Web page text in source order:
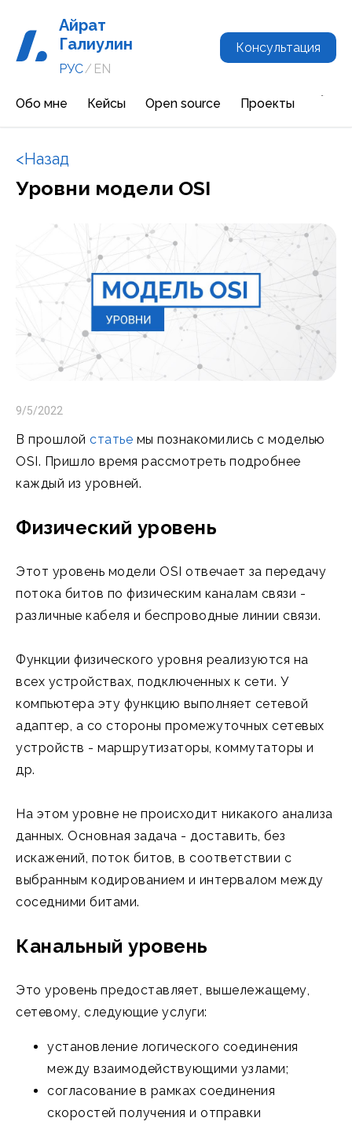
Айрат
Галиулин
РУС/ EN
Консультация
Обо мне Кейсы Open source Проекты
<Назад
Уровни модели OSI
9/5/2022
В прошлой статье мы познакомились с моделью
OSI. Пришло время рассмотреть подробнее
каждый из уровней.
Физический уровень
Этот уровень модели OSI отвечает за передачу
потока битов по физическим каналам связи -
различные кабеля и беспроводные линии связи.
Функции физического уровня реализуются на
всех устройствах, подключенных к сети. У
компьютера эту функцию выполняет сетевой
адаптер, а со стороны промежуточных сетевых
устройств - маршрутизаторы, коммутаторы и
др.
На этом уровне не происходит никакого анализа
данных. Основная задача - доставить, без
искажений, поток битов, в соответствии с
выбранным кодированием и интервалом между
соседними битами.
Канальный уровень
Это уровень предоставляет, вышележащему,
сетевому, следующие услуги:
установление логического соединения
между взаимодействующими узлами;
согласование в рамках соединения
скоростей получения и отправки